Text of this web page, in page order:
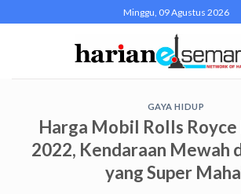
to
Minggu, 09 Agustus 2026
GAYA HIDUP
Harga Mobil Rolls
2022, Kendaraan Mewah
yang Super